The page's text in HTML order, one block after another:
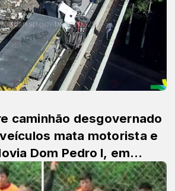
caminhão desgovernado
mata motorista e
Dom Pedro I, em